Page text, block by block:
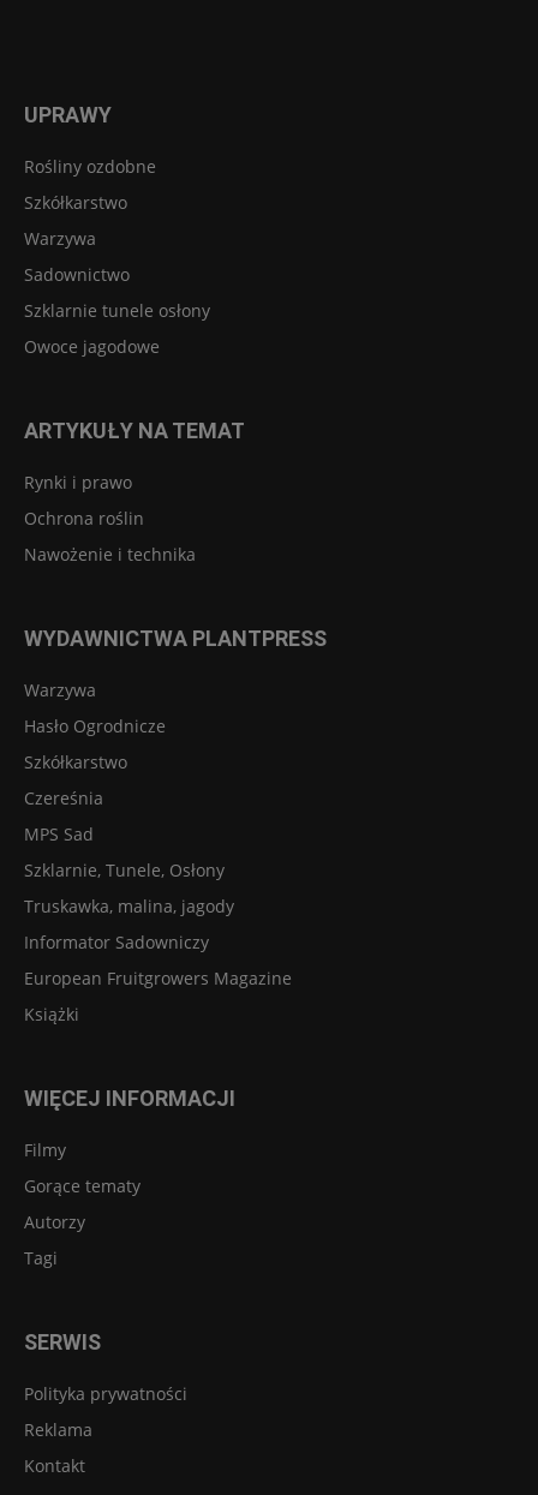
UPRAWY
Rośliny ozdobne
Szkółkarstwo
Warzywa
Sadownictwo
Szklarnie tunele osłony
Owoce jagodowe
ARTYKUŁY NA TEMAT
Rynki i prawo
Ochrona roślin
Nawożenie i technika
WYDAWNICTWA PLANTPRESS
Warzywa
Hasło Ogrodnicze
Szkółkarstwo
Czereśnia
MPS Sad
Szklarnie, Tunele, Osłony
Truskawka, malina, jagody
Informator Sadowniczy
European Fruitgrowers Magazine
Książki
WIĘCEJ INFORMACJI
Filmy
Gorące tematy
Autorzy
Tagi
SERWIS
Polityka prywatności
Reklama
Kontakt